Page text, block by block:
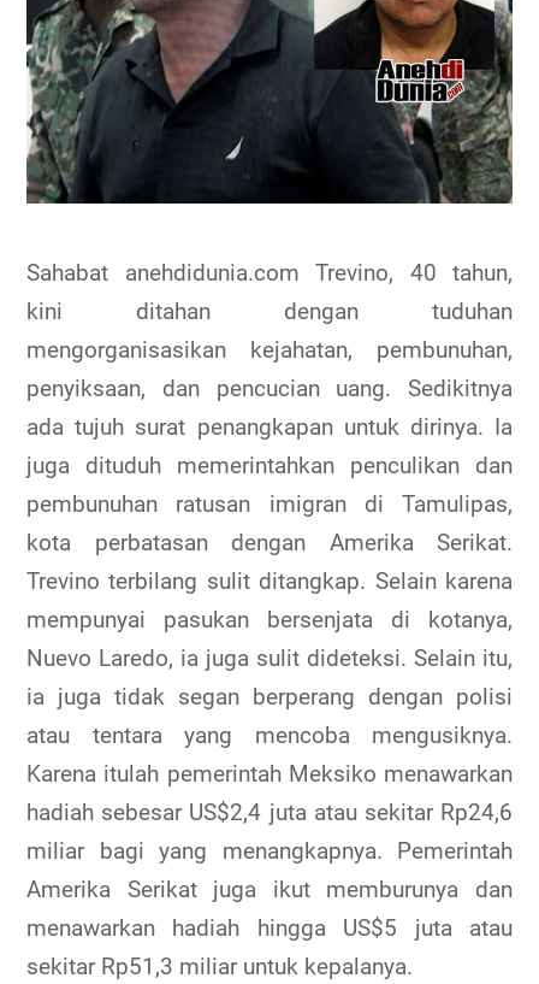
Sahabat anehdidunia.com Trevino, 40 tahun,
kini ditahan dengan tuduhan
mengorganisasikan kejahatan, pembunuhan,
penyiksaan, dan pencucian uang. Sedikitnya
ada tujuh surat penangkapan untuk dirinya. Ia
juga dituduh memerintahkan penculikan dan
pembunuhan ratusan imigran di Tamulipas,
kota perbatasan dengan Amerika Serikat.
Trevino terbilang sulit ditangkap. Selain karena
mempunyai pasukan bersenjata di kotanya,
Nuevo Laredo, ia juga sulit dideteksi. Selain itu,
ia juga tidak segan berperang dengan polisi
atau tentara yang mencoba mengusiknya.
Karena itulah pemerintah Meksiko menawarkan
hadiah sebesar US$2,4 juta atau sekitar Rp24,6
miliar bagi yang menangkapnya. Pemerintah
Amerika Serikat juga ikut memburunya dan
menawarkan hadiah hingga US$5 juta atau
sekitar Rp51,3 miliar untuk kepalanya.